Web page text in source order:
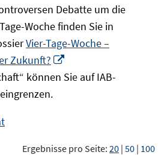
Debatte um die
Woche finden Sie in
Vier-Tage-Woche –
Zukunft?
neuem
können Sie auf IAB-
Ergebnisse pro Seite: 20 | 50 | 100